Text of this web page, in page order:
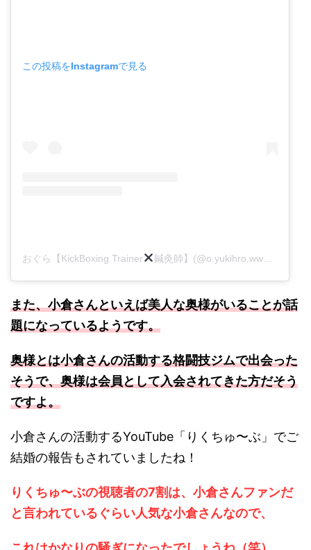
この投稿をInstagramで見る
おぐら【KickBoxing Trainer 鍼灸師】(@o.yukihro.www)がシェアした投稿
また、小倉さんといえば美人な奥様がいることが話
題になっているようです。
奥様とは小倉さんの活動する格闘技ジムで出会った
そうで、奥様は会員として入会されてきた方だそう
ですよ。
小倉さんの活動するYouTube「りくちゅ〜ぶ」でご
結婚の報告もされていましたね！
りくちゅ〜ぶの視聴者の7割は、小倉さんファンだ
と言われているぐらい人気な小倉さんなので、